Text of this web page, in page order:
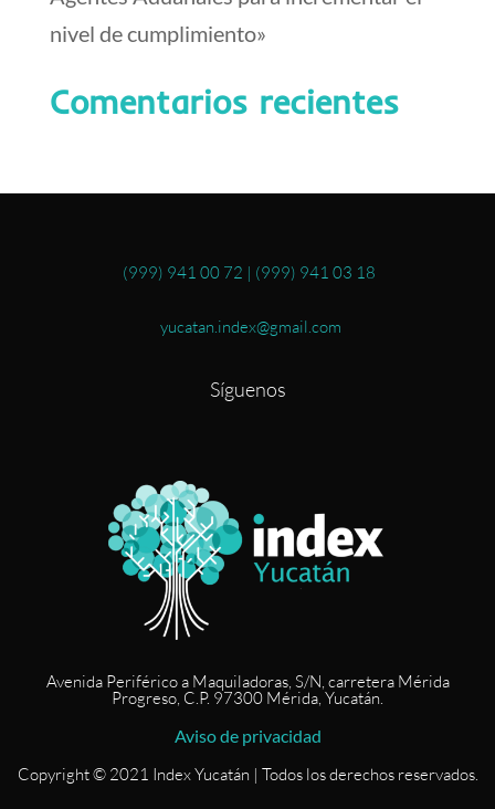
nivel de cumplimiento»
Comentarios recientes
(999) 941 00 72 | (999) 941 03 18
yucatan.index@gmail.com
Síguenos
Avenida Periférico a Maquiladoras, S/N, carretera Mérida
Progreso, C.P. 97300 Mérida, Yucatán.
Aviso de privacidad
Copyright © 2021 Index Yucatán | Todos los derechos reservados.